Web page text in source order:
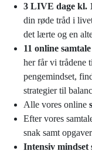
3 LIVE dage kl.
din røde tråd i
det lærte og en
11 online
her får vi trådene
pengemindset,
strategier til
Alle vores online
Efter vores
snak samt
Intensiv mindset